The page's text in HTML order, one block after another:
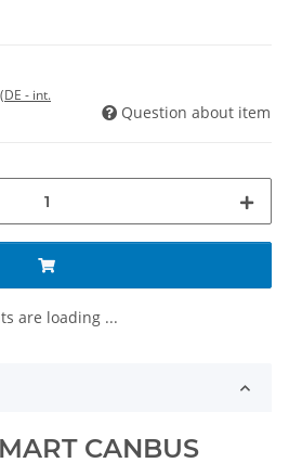
(DE - int.
Question about item
are loading ...
CANBUS